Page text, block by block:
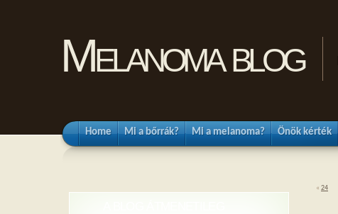
Melanoma blog
Home Mi a bőrrák? Mi a melanoma? Önök kérték
« 24